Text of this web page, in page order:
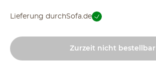
Lieferung durchSofa.de
Zurzeit nicht bestellbar